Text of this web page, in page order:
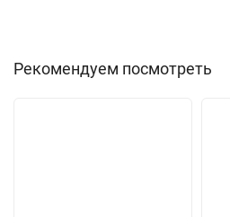
Рекомендуем посмотреть